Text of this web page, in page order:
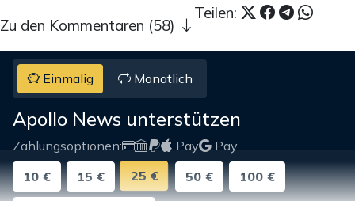
Teilen:
Zu den Kommentaren (58)
Einmalig Monatlich
Apollo News unterstützen
Zahlungsoptionen: Pay
Pay
10 €
15 € 25 € 50 € 100 €